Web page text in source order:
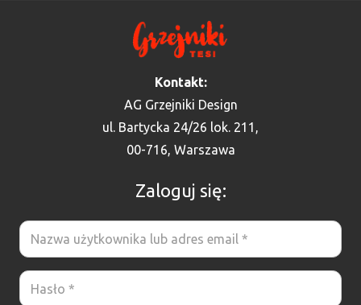
Kontakt:
AG Grzejniki Design
ul. Bartycka 24/26 lok. 211,
00-716, Warszawa
Zaloguj się: